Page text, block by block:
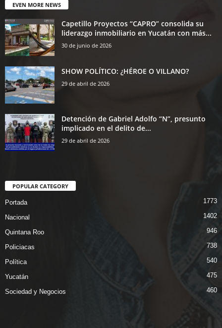
EVEN MORE NEWS
Capetillo Proyectos “CAPRO” consolida su
liderazgo inmobiliario en Yucatán con más...
30 de junio de 2026
SHOW POLÍTICO: ¿HÉROE O VILLANO?
29 de abril de 2026
Detención de Gabriel Adolfo “N”, presunto
implicado en el delito de...
29 de abril de 2026
POPULAR CATEGORY
Portada 1773
Nacional 1402
Quintana Roo 946
Policiacas 738
Política 540
Yucatán 475
Sociedad y Negocios 460